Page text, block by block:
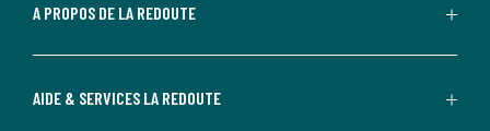
A PROPOS DE LA REDOUTE
AIDE & SERVICES LA REDOUTE